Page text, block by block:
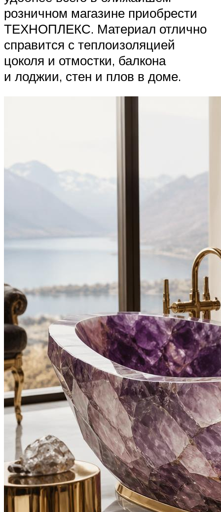
розничном магазине приобрести
ТЕХНОПЛЕКС. Материал отлично
справится с теплоизоляцией
цоколя и отмостки, балкона
и лоджии, стен и плов в доме.